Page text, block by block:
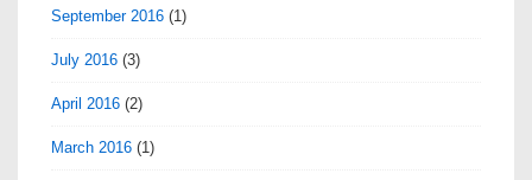
September 2016 (1)
July 2016 (3)
April 2016 (2)
March 2016 (1)